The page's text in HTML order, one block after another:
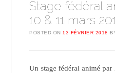
Stage fédéral
10 & 11 mars
POSTED ON13 FÉVRIER 2018
Un stage fédéral animé par